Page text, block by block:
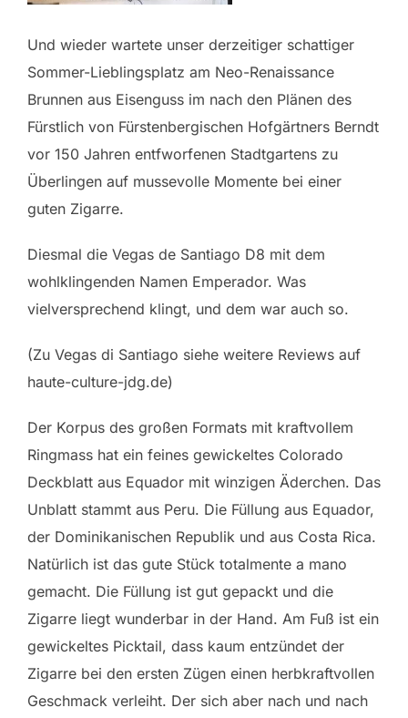
Und wieder wartete unser derzeitiger schattiger
Sommer-Lieblingsplatz am Neo-Renaissance
Brunnen aus Eisenguss im nach den Plänen des
Fürstlich von Fürstenbergischen Hofgärtners Berndt
vor 150 Jahren entfworfenen Stadtgartens zu
Überlingen auf mussevolle Momente bei einer
guten Zigarre.
Diesmal die Vegas de Santiago D8 mit dem
wohlklingenden Namen Emperador. Was
vielversprechend klingt, und dem war auch so.
(Zu Vegas di Santiago siehe weitere Reviews auf
haute-culture-jdg.de)
Der Korpus des großen Formats mit kraftvollem
Ringmass hat ein feines gewickeltes Colorado
Deckblatt aus Equador mit winzigen Äderchen. Das
Unblatt stammt aus Peru. Die Füllung aus Equador,
der Dominikanischen Republik und aus Costa Rica.
Natürlich ist das gute Stück totalmente a mano
gemacht. Die Füllung ist gut gepackt und die
Zigarre liegt wunderbar in der Hand. Am Fuß ist ein
gewickeltes Picktail, dass kaum entzündet der
Zigarre bei den ersten Zügen einen herbkraftvollen
Geschmack verleiht. Der sich aber nach und nach